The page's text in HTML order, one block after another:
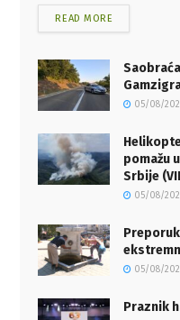
READ MORE
05/08/
pomažu
Srbije
05/08/
05/08/
Praznik